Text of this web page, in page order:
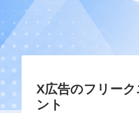
X広告のフリー
ント